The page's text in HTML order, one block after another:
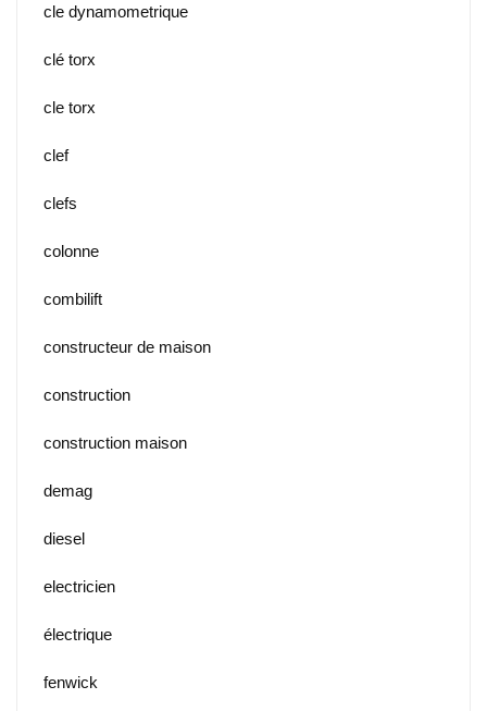
cle dynamometrique
clé torx
cle torx
clef
clefs
colonne
combilift
constructeur de maison
construction
construction maison
demag
diesel
electricien
électrique
fenwick